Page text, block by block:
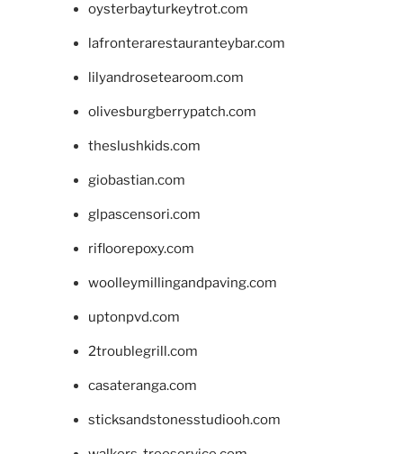
oysterbayturkeytrot.com
lafronterarestauranteybar.com
lilyandrosetearoom.com
olivesburgberrypatch.com
theslushkids.com
giobastian.com
glpascensori.com
rifloorepoxy.com
woolleymillingandpaving.com
uptonpvd.com
2troublegrill.com
casateranga.com
sticksandstonesstudiooh.com